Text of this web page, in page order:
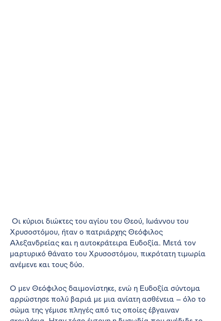
Οι κύριοι διώκτες του αγίου του Θεού, Ιωάννου του
Χρυσοστόμου, ήταν ο πατριάρχης Θεόφιλος
Αλεξανδρείας και η αυτοκράτειρα Ευδοξία. Μετά τον
μαρτυρικό θάνατο του Χρυσοστόμου, πικρότατη τιμωρία
ανέμενε και τους δύο.
Ο μεν Θεόφιλος δαιμονίστηκε, ενώ η Ευδοξία σύντομα
αρρώστησε πολύ βαριά με μια ανίατη ασθένεια – όλο το
σώμα της γέμισε πληγές από τις οποίες έβγαιναν